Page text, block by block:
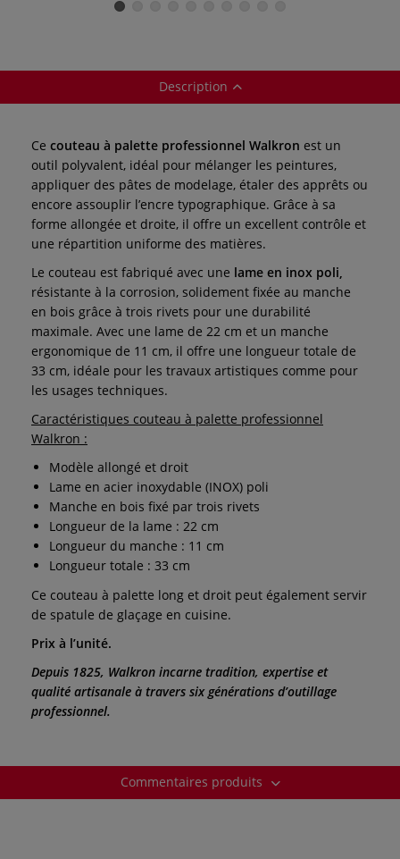
Description
Ce couteau à palette professionnel Walkron est un
outil polyvalent, idéal pour mélanger les peintures,
appliquer des pâtes de modelage, étaler des apprêts ou
encore assouplir l’encre typographique. Grâce à sa
forme allongée et droite, il offre un excellent contrôle et
une répartition uniforme des matières.
Le couteau est fabriqué avec une lame en inox poli,
résistante à la corrosion, solidement fixée au manche
en bois grâce à trois rivets pour une durabilité
maximale. Avec une lame de 22 cm et un manche
ergonomique de 11 cm, il offre une longueur totale de
33 cm, idéale pour les travaux artistiques comme pour
les usages techniques.
Caractéristiques couteau à palette professionnel
Walkron :
Modèle allongé et droit
Lame en acier inoxydable (INOX) poli
Manche en bois fixé par trois rivets
Longueur de la lame : 22 cm
Longueur du manche : 11 cm
Longueur totale : 33 cm
Ce couteau à palette long et droit peut également servir
de spatule de glaçage en cuisine.
Prix à l’unité.
Depuis 1825, Walkron incarne tradition, expertise et
qualité artisanale à travers six générations d’outillage
professionnel.
Commentaires produits